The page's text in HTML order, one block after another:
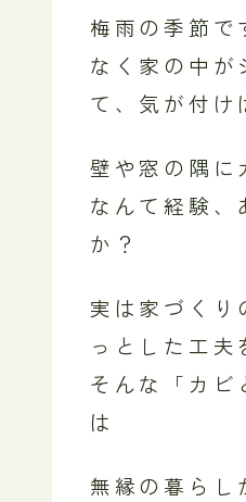
梅雨の季節で
なく家の中が
て、気が付け
壁や窓の隅に
なんて経験、
か？
実は家づくり
っとした工夫
そんな「カビ
は
無縁の暮らし